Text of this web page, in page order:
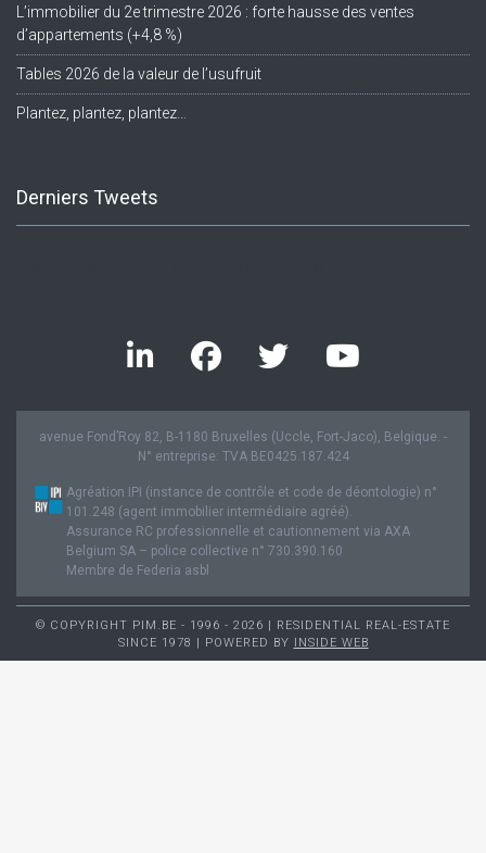
L’immobilier du 2e trimestre 2026 : forte hausse des ventes
d’appartements (+4,8 %)
Tables 2026 de la valeur de l’usufruit
Plantez, plantez, plantez…
Derniers Tweets
avenue Fond’Roy 82, B-1180 Bruxelles (Uccle, Fort-Jaco), Belgique. -
N° entreprise: TVA BE0425.187.424
Agréation IPI (instance de contrôle et code de déontologie) n°
101.248 (agent immobilier intermédiaire agréé).
Assurance RC professionnelle et cautionnement via AXA
Belgium SA – police collective n° 730.390.160
Membre de Federia asbl
© COPYRIGHT PIM.BE - 1996 - 2026 | RESIDENTIAL REAL-ESTATE
SINCE 1978 | POWERED BY
INSIDE WEB